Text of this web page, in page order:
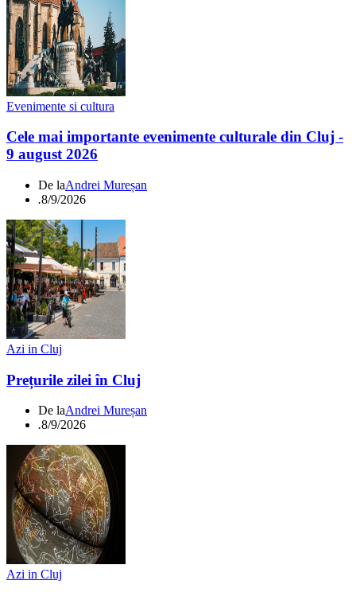
Evenimente si cultura
Cele mai importante evenimente culturale din Cluj -
9 august 2026
De laAndrei Mureșan
.8/9/2026
Azi in Cluj
Prețurile zilei în Cluj
De laAndrei Mureșan
.8/9/2026
Azi in Cluj